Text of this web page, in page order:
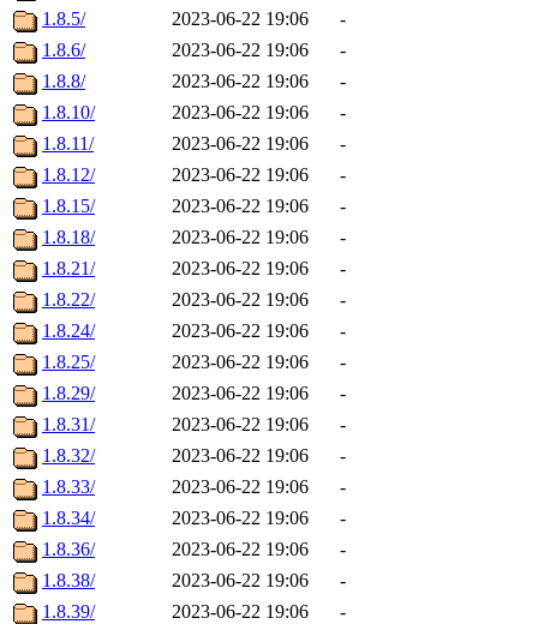
1.8.5/
2023-06-22 19:06
-
1.8.6/
2023-06-22 19:06
-
1.8.8/
2023-06-22 19:06
-
1.8.10/
2023-06-22 19:06
-
1.8.11/
2023-06-22 19:06
-
1.8.12/
2023-06-22 19:06
-
1.8.15/
2023-06-22 19:06
-
1.8.18/
2023-06-22 19:06
-
1.8.21/
2023-06-22 19:06
-
1.8.22/
2023-06-22 19:06
-
1.8.24/
2023-06-22 19:06
-
1.8.25/
2023-06-22 19:06
-
1.8.29/
2023-06-22 19:06
-
1.8.31/
2023-06-22 19:06
-
1.8.32/
2023-06-22 19:06
-
1.8.33/
2023-06-22 19:06
-
1.8.34/
2023-06-22 19:06
-
1.8.36/
2023-06-22 19:06
-
1.8.38/
2023-06-22 19:06
-
1.8.39/
2023-06-22 19:06
-